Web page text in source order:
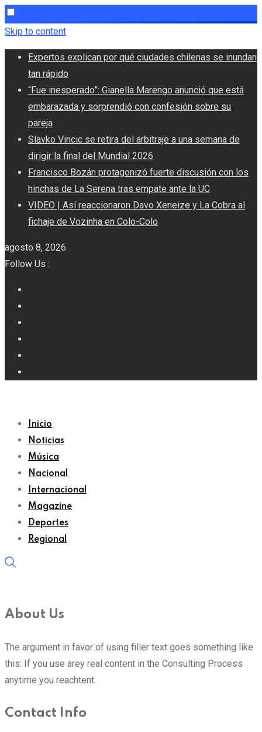
Skip to content
Expertos explican por qué ciudades chilenas se inundan
tan rápido
“Fue inesperado”: Gianella Marengo anunció que está
embarazada y sorprendió con confesión sobre su
pareja
Slavko Vincic se retira del arbitraje a una semana de
dirigir la final del Mundial 2026
Francisco Bozán protagonizó fuerte discusión con los
hinchas de La Serena tras empate ante la UC
VIDEO | Así reaccionaron Davo Xeneize y La Cobra al
fichaje de Vozinha en Colo-Colo
agosto 8, 2026
Follow Us :
Inicio
Noticias
Música
Nacional
Internacional
Magazine
Deportes
Regional
About Us
The argument in favor of using filler text goes something like
this: If you use arey real content in the Consulting Process
anytime you reachtent.
Contact Info